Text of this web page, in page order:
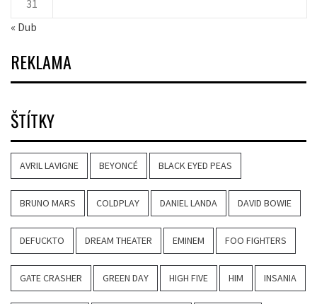
31
« Dub
REKLAMA
ŠTÍTKY
AVRIL LAVIGNE BEYONCÉ BLACK EYED PEAS
BRUNO MARS COLDPLAY DANIEL LANDA DAVID BOWIE
DEFUCKTO DREAM THEATER EMINEM FOO FIGHTERS
GATE CRASHER GREEN DAY HIGH FIVE HIM INSANIA